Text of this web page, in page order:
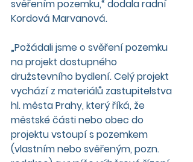
svěřením pozemku,“ dodala radní
Kordová Marvanová.
„Požádali jsme o svěření pozemku
na projekt dostupného
družstevního bydlení. Celý projekt
vychází z materiálů zastupitelstva
hl. města Prahy, který říká, že
městské části nebo obec do
projektu vstoupí s pozemkem
(vlastním nebo svěřeným, pozn.